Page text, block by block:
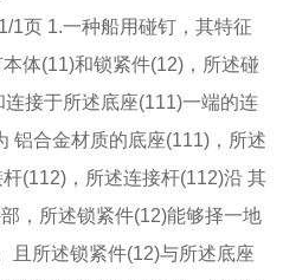
1页 1.一种船用碰钉，其特征
体(11)和锁紧件(12)，所述碰
接于所述底座(111)一端的连
铝合金材质的底座(111)，所述
(112)，所述连接杆(112)沿 其
，所述锁紧件(12)能够择一地
且所述锁紧件(12)与所述底座